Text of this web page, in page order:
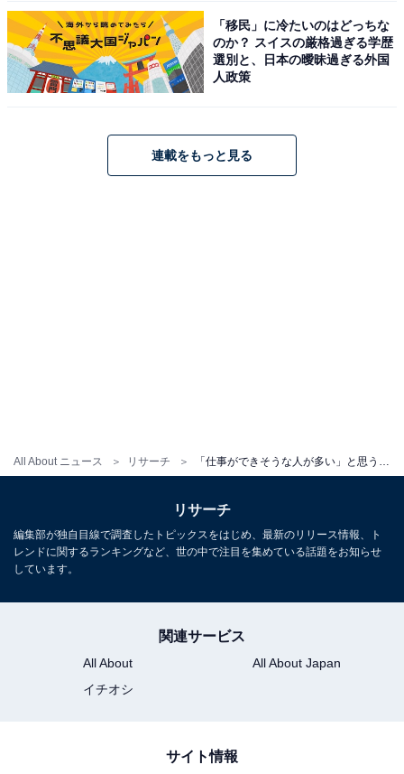
All About ニュース リサーチ
「移民」に冷たいのはどっちな
のか？ スイスの厳格過ぎる学歴
選別と、日本の曖昧過ぎる外国
人政策
連載をもっと見る
リサーチ
編集部が独自目線で調査したトピックスをはじめ、最新のリリース情報、ト
レンドに関するランキングなど、世の中で注目を集めている話題をお知らせ
しています。
関連サービス
All About
All About Japan
イチオシ
サイト情報